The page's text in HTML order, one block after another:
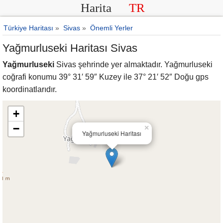
Harita TR
Türkiye Haritası » Sivas » Önemli Yerler
Yağmurluseki Haritası Sivas
Yağmurluseki Sivas şehrinde yer almaktadır. Yağmurluseki
coğrafi konumu 39° 31′ 59″ Kuzey ile 37° 21′ 52″ Doğu gps
koordinatlarıdır.
Yağmurluseki Haritası
×
+
−